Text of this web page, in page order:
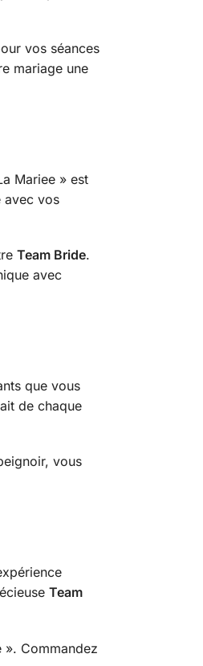
vos séances
mariage une
Mariee » est
avec vos
Team Bride.
avec
que vous
de chaque
vous
Team
». Commandez